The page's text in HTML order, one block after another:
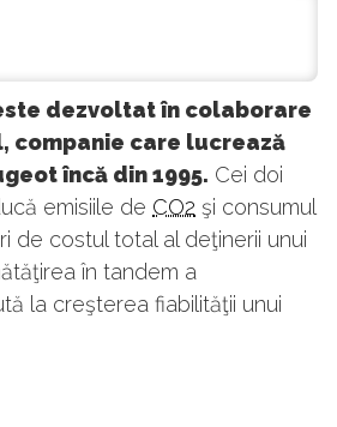
dezvoltat în colaborare
companie care lucrează
încă din 1995. Cei doi
emisiile de CO2 şi consumul
de costul total al deţinerii unui
în tandem a
la creşterea fiabilităţii unui